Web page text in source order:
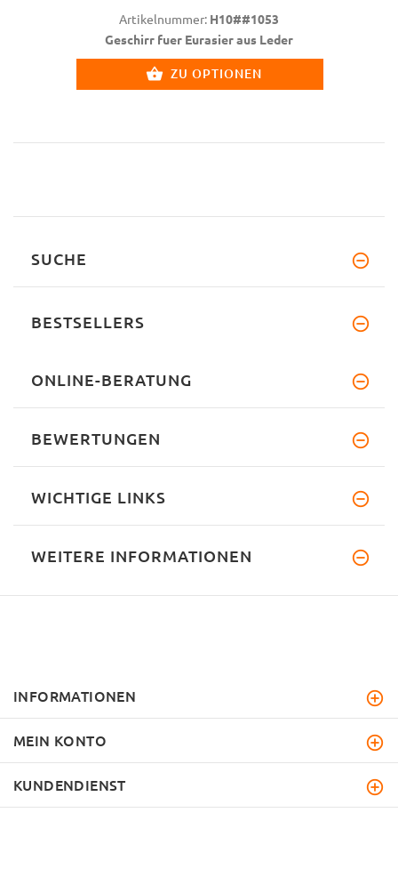
Artikelnummer: H10##1053
Geschirr fuer Eurasier aus Leder
ZU OPTIONEN
SUCHE
BESTSELLERS
ONLINE-BERATUNG
BEWERTUNGEN
WICHTIGE LINKS
WEITERE INFORMATIONEN
INFORMATIONEN
MEIN KONTO
KUNDENDIENST